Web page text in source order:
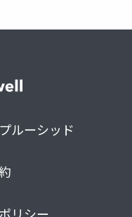
ルーシッド
リシー